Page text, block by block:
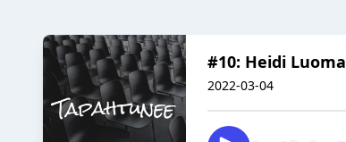
#10: Heidi Luoma
2022-03-04